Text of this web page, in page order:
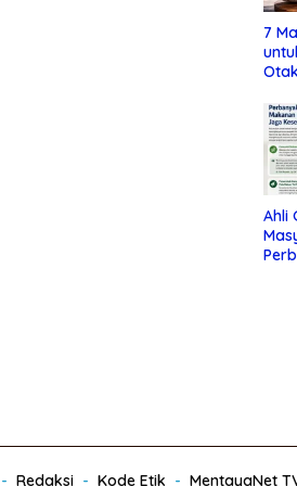
7
Ahli
Redaksi Kode Etik MentayaNet